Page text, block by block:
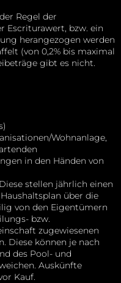
Regel der
Escriturawert, bzw. ein
herangezogen werden
(von 0,2% bis maximal
gibt es nicht.
Wohnanlage,
in den Händen von
stellen jährlich einen
über die
von den Eigentümern
bzw.
zugewiesenen
Diese können je nach
des Pool- und
Auskünfte
Kauf.